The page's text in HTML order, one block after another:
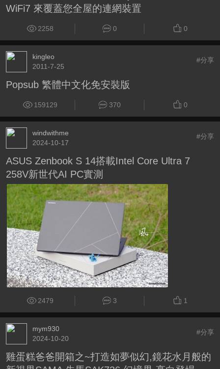
WiFi7 來覆蓋您全屋的連網裝置
2258 0 0
kingleo
2011-7-25
#分享
Popsub 繁體中文化免安裝版
159129 370 0
windwithme
2024-10-17
#分享
ASUS Zenbook S 14搭載Intel Core Ultra 7
258V新世代AI PC實測
2479 3 1
mym930
2024-10-20
#分享
雞蛋糕爸爸開箱之~打造如夢似幻,鏡花水月般的